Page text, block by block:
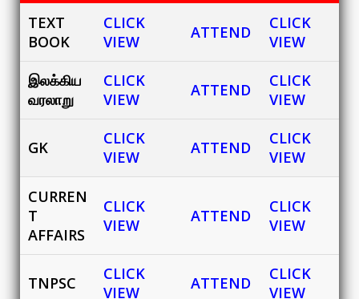
TEXT
BOOK
CLICK
VIEW
ATTEND
CLICK
VIEW
இலக்கிய
வரலாறு
CLICK
VIEW
ATTEND
CLICK
VIEW
GK
CLICK
VIEW
ATTEND
CLICK
VIEW
CURREN
T
AFFAIRS
CLICK
VIEW
ATTEND
CLICK
VIEW
TNPSC
CLICK
VIEW
ATTEND
CLICK
VIEW